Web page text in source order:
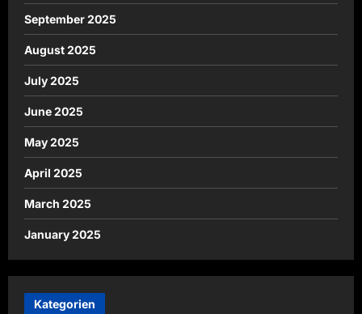
September 2025
August 2025
July 2025
June 2025
May 2025
April 2025
March 2025
January 2025
Kategorien